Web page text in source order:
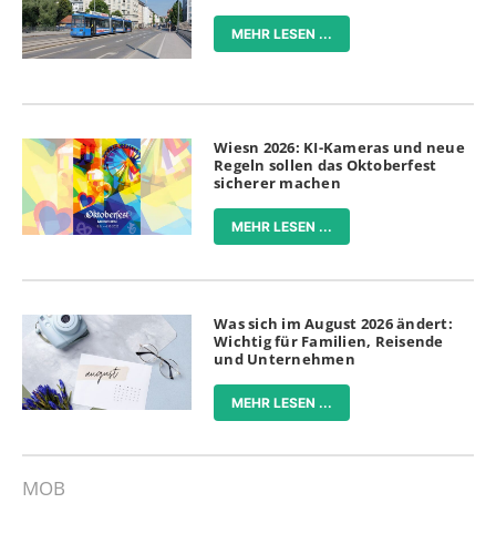
MEHR LESEN ...
Wiesn 2026: KI-Kameras und neue
Regeln sollen das Oktoberfest
sicherer machen
MEHR LESEN ...
Was sich im August 2026 ändert:
Wichtig für Familien, Reisende
und Unternehmen
MEHR LESEN ...
MOB